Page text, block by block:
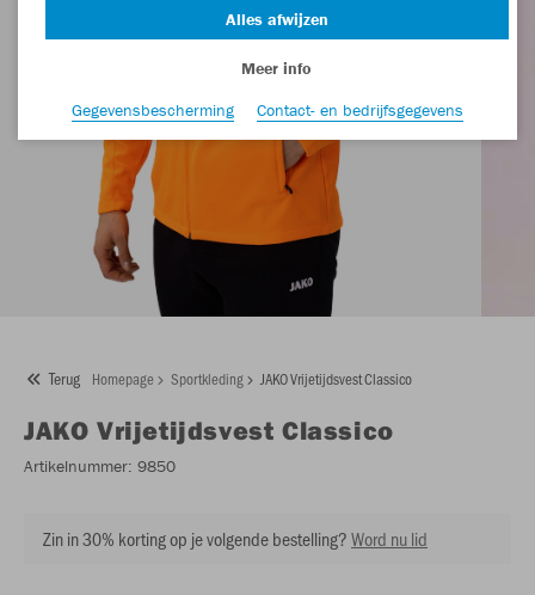
Terug Homepage Sportkleding JAKO Vrijetijdsvest Classico
JAKO Vrijetijdsvest Classico
Artikelnummer: 9850
Zin in 30% korting op je volgende bestelling?Word nu lid
Alles afwijzen
Meer info
Gegevensbescherming
Contact- en bedrijfsgegevens